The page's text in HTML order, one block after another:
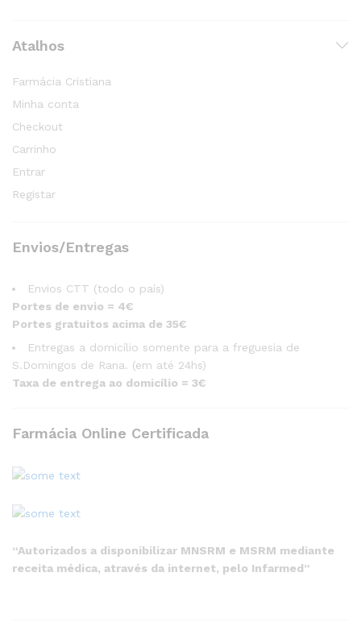
Atalhos
Farmácia Cristiana
Minha conta
Checkout
Carrinho
Entrar
Registar
Envios/Entregas
Envios CTT (todo o país)
Portes de envio = 4€
Portes gratuitos acima de 35€
Entregas a domicílio somente para a freguesia de
S.Domingos de Rana. (em até 24hs)
Taxa de entrega ao domicílio = 3€
Farmácia Online Certificada
“Autorizados a disponibilizar MNSRM e MSRM mediante
receita médica, através da internet, pelo Infarmed”